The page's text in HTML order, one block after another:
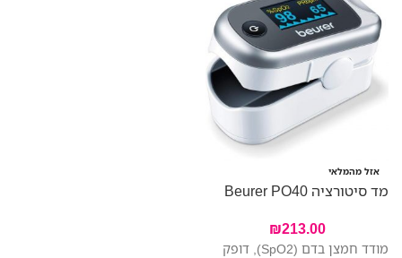
אזל מהמלאי
מד סיטורציה Beurer PO40
₪213.00
מודד חמצן בדם (SpO2), דופק